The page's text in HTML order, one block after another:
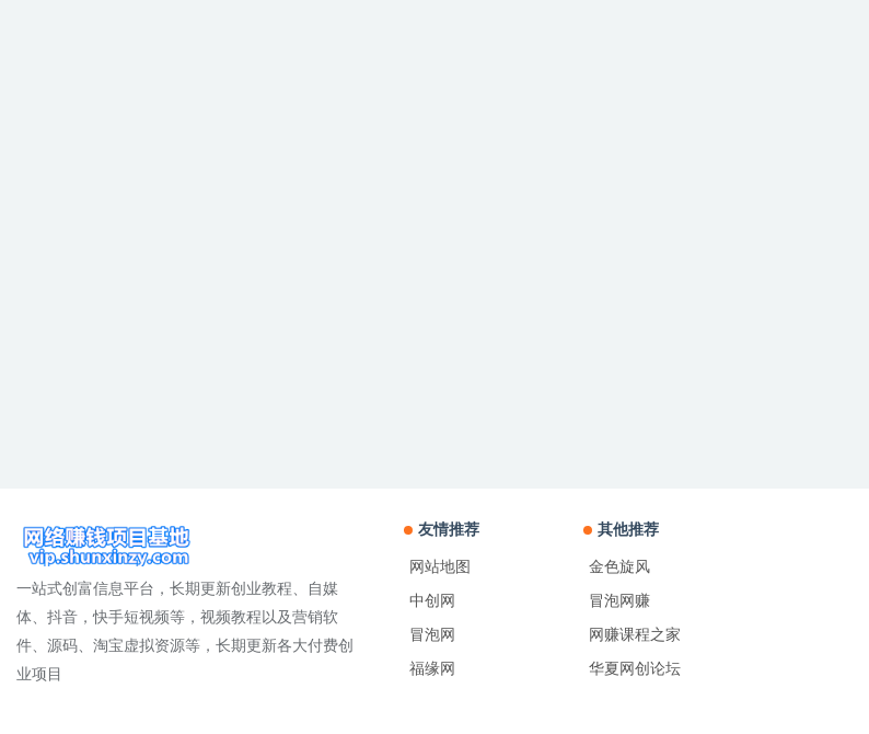
一站式创富信息平台，长期更新创业教程、自媒
体、抖音，快手短视频等，视频教程以及营销软
件、源码、淘宝虚拟资源等，长期更新各大付费创
业项目
友情推荐
网站地图
中创网
冒泡网
福缘网
其他推荐
金色旋风
冒泡网赚
网赚课程之家
华夏网创论坛